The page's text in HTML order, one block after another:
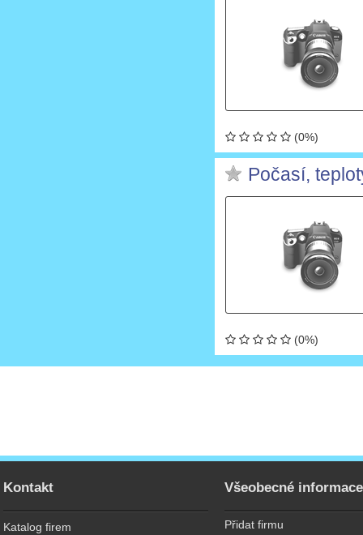
(0%)
Počasí,
(0%)
Kontakt
Katalog firem
Všeobecné informace
Přidat firmu